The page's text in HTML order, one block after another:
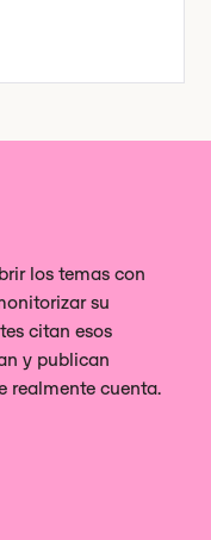
los temas con
su
citan esos
y publican
realmente cuenta.